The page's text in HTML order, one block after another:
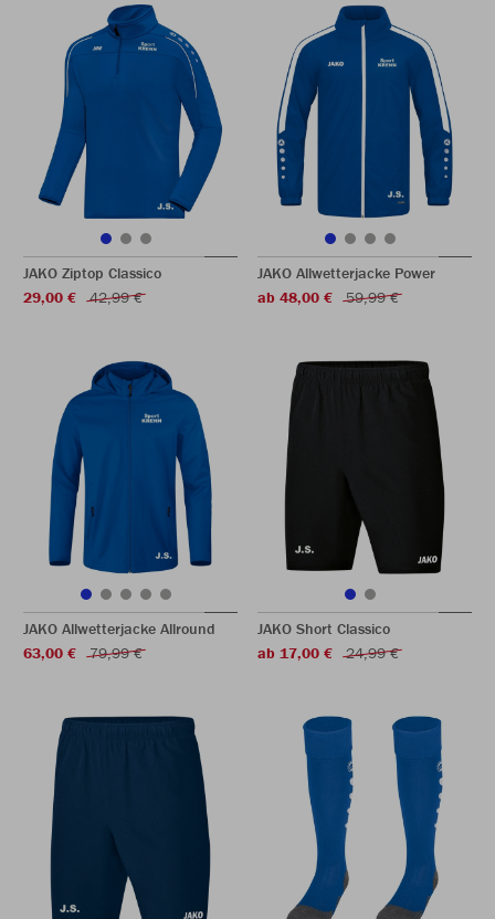
JAKO Ziptop Classico
29,00 €
42,99 €
JAKO Allwetterjacke Power
ab 48,00 €
59,99 €
JAKO Allwetterjacke Allround
63,00 €
79,99 €
JAKO Short Classico
ab 17,00 €
24,99 €